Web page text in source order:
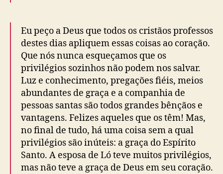
Eu peço a Deus que todos os cristãos professos
destes dias apliquem essas coisas ao coração.
Que nós nunca esqueçamos que os
privilégios sozinhos não podem nos salvar.
Luz e conhecimento, pregações fiéis, meios
abundantes de graça e a companhia de
pessoas santas são todos grandes bênçãos e
vantagens. Felizes aqueles que os têm! Mas,
no final de tudo, há uma coisa sem a qual
privilégios são inúteis: a graça do Espírito
Santo. A esposa de Ló teve muitos privilégios,
mas não teve a graça de Deus em seu coração.